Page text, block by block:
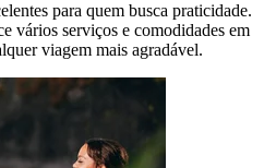
para quem busca praticidade.
vários serviços e comodidades em
viagem mais agradável.